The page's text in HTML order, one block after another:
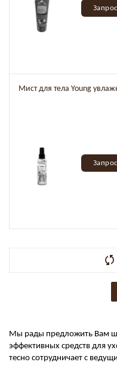
Мист для тела Young
Мы рады предложить Вам
эффективных средств для
тесно сотрудничает с